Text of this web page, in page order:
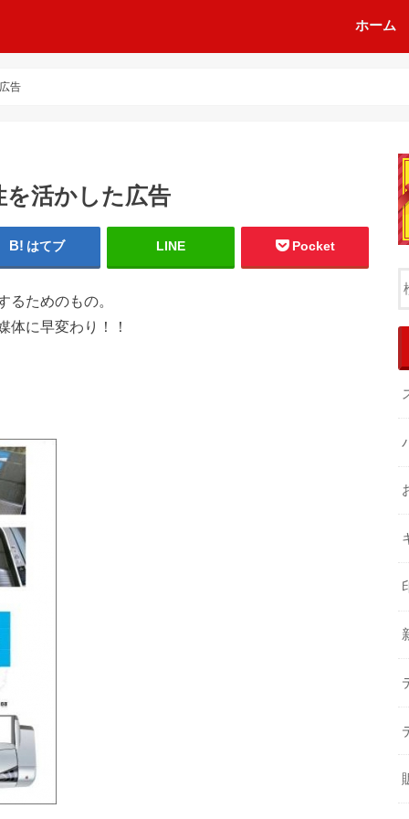
ホーム
告
活かした広告
はてブ LINE Pocket
ためのもの。
体に早変わり！！